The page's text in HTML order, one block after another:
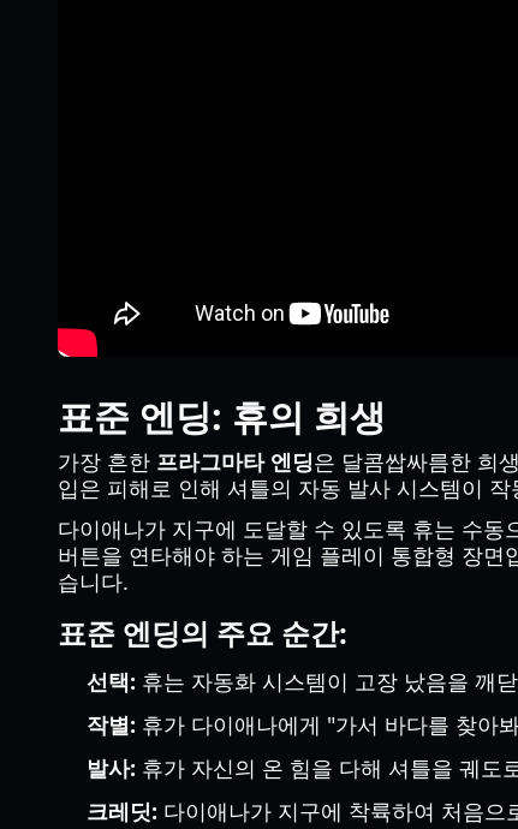
표준 엔딩: 휴의 희생
가장 흔한 프라그마타 엔딩은 달콤쌉싸름한 희
입은 피해로 인해 셔틀의 자동 발사 시스템이
다이애나가 지구에 도달할 수 있도록 휴는 수
버튼을 연타해야 하는 게임 플레이 통합형 장
습니다.
표준 엔딩의 주요 순간:
선택: 휴는 자동화 시스템이 고장 났음을 깨
작별: 휴가 다이애나에게 "가서 바다를 찾아
발사: 휴가 자신의 온 힘을 다해 셔틀을 궤도
크레딧: 다이애나가 지구에 착륙하여 처음